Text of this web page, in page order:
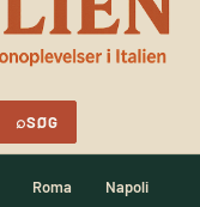
⌕SØG
Roma Napoli